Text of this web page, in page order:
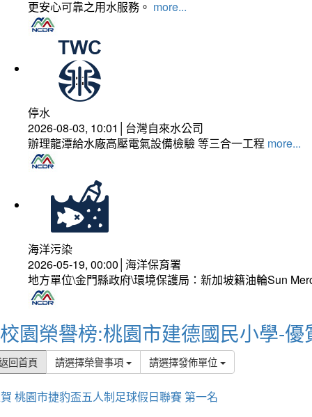
更安心可靠之用水服務。 more...
停水
2026-08-03, 10:01│台灣自來水公司
辦理龍潭給水廠高壓電氣設備檢驗 等三合一工程 more...
海洋污染
2026-05-19, 00:00│海洋保育署
地方單位\金門縣政府\環境保護局：新加坡籍油輪Sun
校園榮譽榜:桃園市建德國民小學-優
回首頁 請選擇榮譽事項 請選擇發佈單位
桃園市捷豹盃五人制足球假日聯賽 第一名